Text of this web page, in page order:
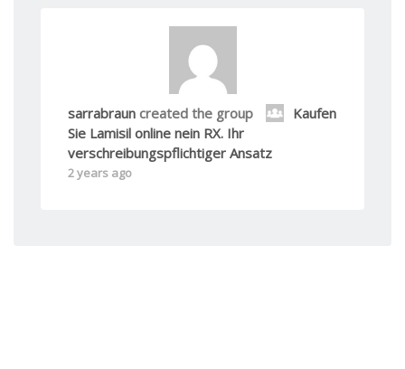
sarrabraun created the group
Kaufen
Sie Lamisil online nein RX. Ihr
verschreibungspflichtiger Ansatz
2 years ago